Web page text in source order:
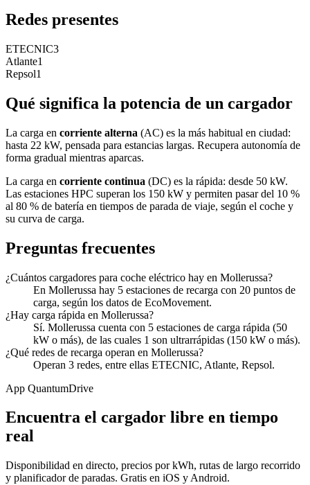
Redes presentes
ETECNIC3
Atlante1
Repsol1
Qué significa la potencia de un cargador
La carga en corriente alterna (AC) es la más habitual en ciudad:
hasta 22 kW, pensada para estancias largas. Recupera autonomía de
forma gradual mientras aparcas.
La carga en corriente continua (DC) es la rápida: desde 50 kW.
Las estaciones HPC superan los 150 kW y permiten pasar del 10 %
al 80 % de batería en tiempos de parada de viaje, según el coche y
su curva de carga.
Preguntas frecuentes
¿Cuántos cargadores para coche eléctrico hay en Mollerussa?
En Mollerussa hay 5 estaciones de recarga con 20 puntos de
carga, según los datos de EcoMovement.
¿Hay carga rápida en Mollerussa?
Sí. Mollerussa cuenta con 5 estaciones de carga rápida (50
kW o más), de las cuales 1 son ultrarrápidas (150 kW o más).
¿Qué redes de recarga operan en Mollerussa?
Operan 3 redes, entre ellas ETECNIC, Atlante, Repsol.
App QuantumDrive
Encuentra el cargador libre en tiempo
real
Disponibilidad en directo, precios por kWh, rutas de largo recorrido
y planificador de paradas. Gratis en iOS y Android.